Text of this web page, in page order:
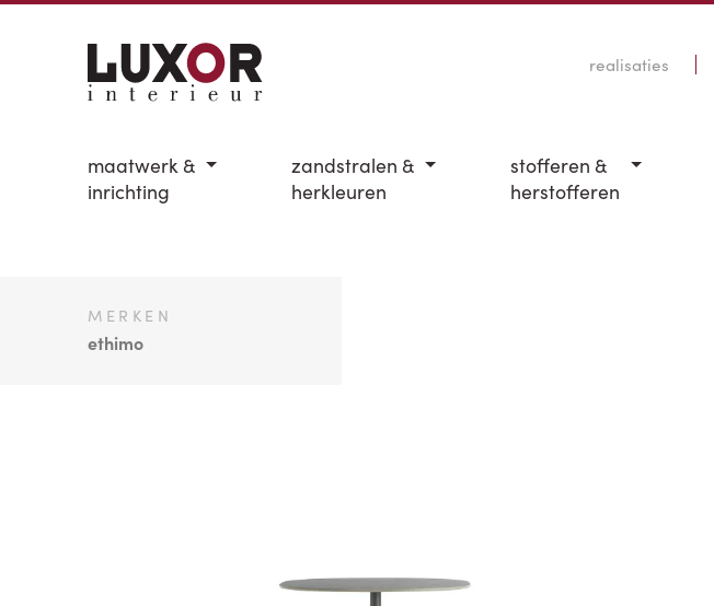
realisaties
maatwerk &
inrichting
zandstralen &
herkleuren
stofferen &
herstofferen
MERKEN
ethimo